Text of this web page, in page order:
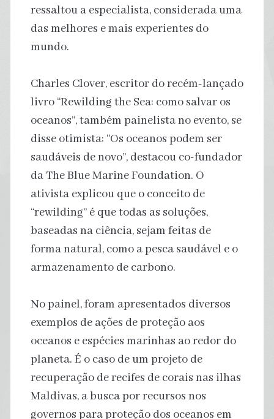
ressaltou a especialista, considerada uma
das melhores e mais experientes do
mundo.
Charles Clover, escritor do recém-lançado
livro “Rewilding the Sea: como salvar os
oceanos”, também painelista no evento, se
disse otimista: “Os oceanos podem ser
saudáveis de novo”, destacou co-fundador
da The Blue Marine Foundation. O
ativista explicou que o conceito de
“rewilding” é que todas as soluções,
baseadas na ciência, sejam feitas de
forma natural, como a pesca saudável e o
armazenamento de carbono.
No painel, foram apresentados diversos
exemplos de ações de proteção aos
oceanos e espécies marinhas ao redor do
planeta. É o caso de um projeto de
recuperação de recifes de corais nas ilhas
Maldivas, a busca por recursos nos
governos para proteção dos oceanos em